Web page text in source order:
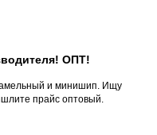
ОПТ!
и минишип. Ищу
прайс оптовый.